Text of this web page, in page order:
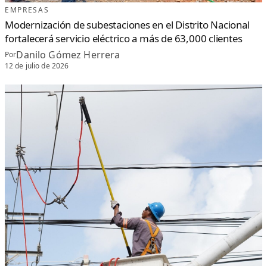
EMPRESAS
Modernización de subestaciones en el Distrito Nacional
fortalecerá servicio eléctrico a más de 63,000 clientes
PorDanilo Gómez Herrera
12 de julio de 2026